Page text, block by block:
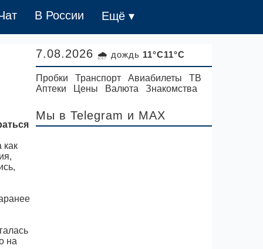
В России Ещё ▾
как
на
7.08.2026 🌧 дождь 11°C11°C
Пробки Транспорт Авиабилеты
ТВ
Аптеки
Цены Валюта Знакомства
Мы в Telegram и MAX